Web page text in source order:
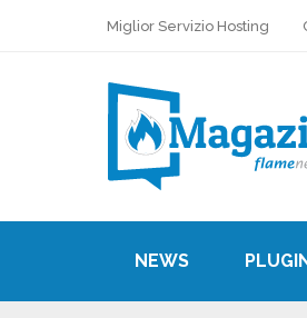
Miglior Servizio Hosting
NEWS